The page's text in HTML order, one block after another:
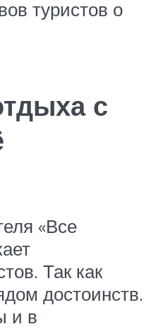
туристов о
с
«Все
Так как
достоинств.
и в